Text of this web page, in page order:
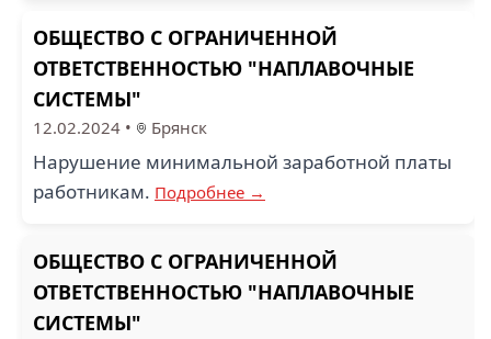
ОБЩЕСТВО С ОГРАНИЧЕННОЙ
ОТВЕТСТВЕННОСТЬЮ "НАПЛАВОЧНЫЕ
СИСТЕМЫ"
12.02.2024 • Брянск
Нарушение минимальной заработной платы
работникам. Подробнее →
ОБЩЕСТВО С ОГРАНИЧЕННОЙ
ОТВЕТСТВЕННОСТЬЮ "НАПЛАВОЧНЫЕ
СИСТЕМЫ"